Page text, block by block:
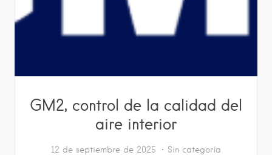
GM2, control de la calidad del
aire interior
12 de septiembre de 2025 Sin categoría